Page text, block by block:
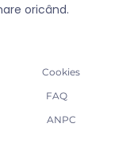
oricând.
ANPC
Cookies
FAQ